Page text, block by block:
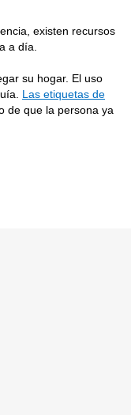
existen recursos
a día.
su hogar. El uso
Las etiquetas de
de que la persona ya